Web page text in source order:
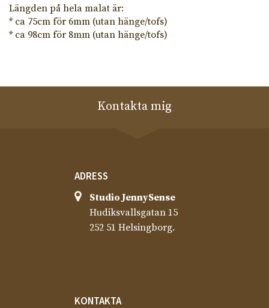
Längden på hela malat är:
* ca 75cm för 6mm (utan hänge/tofs)
* ca 98cm för 8mm (utan hänge/tofs)
Kontakta mig
ADRESS
Studio JennySense​
Hudiksvallsgatan 15
252 51 Helsingborg.
KONTAKTA